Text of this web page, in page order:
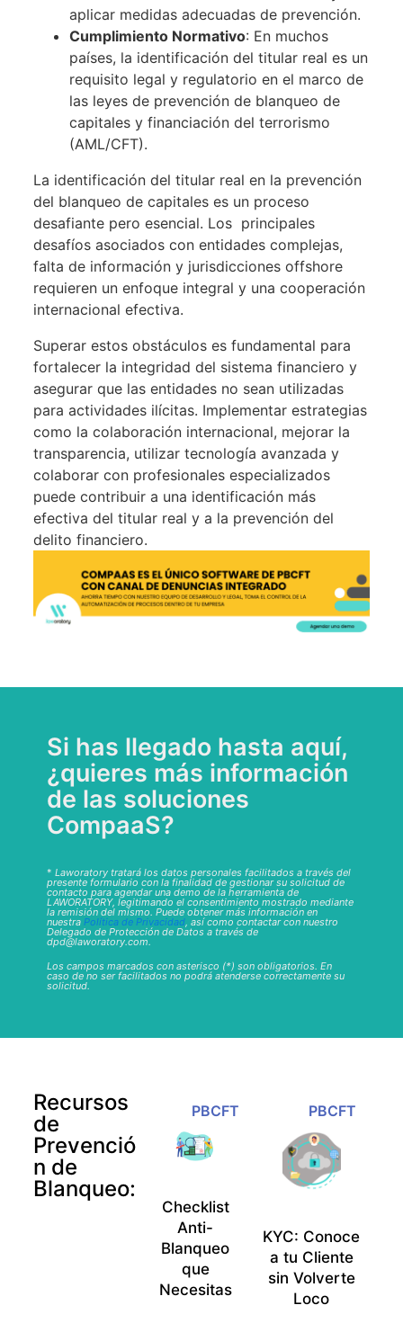
aplicar medidas adecuadas de prevención.
Cumplimiento Normativo: En muchos
países, la identificación del titular real es un
requisito legal y regulatorio en el marco de
las leyes de prevención de blanqueo de
capitales y financiación del terrorismo
(AML/CFT).
La identificación del titular real en la prevención
del blanqueo de capitales es un proceso
desafiante pero esencial. Los principales
desafíos asociados con entidades complejas,
falta de información y jurisdicciones offshore
requieren un enfoque integral y una cooperación
internacional efectiva.
Superar estos obstáculos es fundamental para
fortalecer la integridad del sistema financiero y
asegurar que las entidades no sean utilizadas
para actividades ilícitas. Implementar estrategias
como la colaboración internacional, mejorar la
transparencia, utilizar tecnología avanzada y
colaborar con profesionales especializados
puede contribuir a una identificación más
efectiva del titular real y a la prevención del
delito financiero.
Si has llegado hasta aquí,
¿quieres más información
de las soluciones
CompaaS?
* Laworatory tratará los datos personales facilitados a través del
presente formulario con la finalidad de gestionar su solicitud de
contacto para agendar una demo de la herramienta de
LAWORATORY, legitimando el consentimiento mostrado mediante
la remisión del mismo. Puede obtener más información en
nuestra Política de Privacidad, así como contactar con nuestro
Delegado de Protección de Datos a través de
dpd@laworatory.com.
Los campos marcados con asterisco (*) son obligatorios. En
caso de no ser facilitados no podrá atenderse correctamente su
solicitud.
Recursos
de
Prevenció
n de
Blanqueo:
PBCFT
Checklist
Anti-
Blanqueo
que
Necesitas
PBCFT
KYC: Conoce
a tu Cliente
sin Volverte
Loco